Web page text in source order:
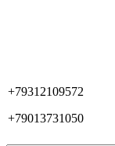
+79312109572
+79013731050